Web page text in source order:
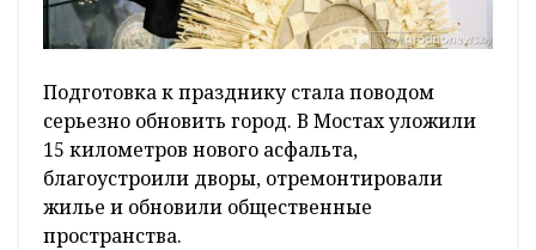
Подготовка к празднику стала поводом
серьезно обновить город. В Мостах уложили
15 километров нового асфальта,
благоустроили дворы, отремонтировали
жилье и обновили общественные
пространства.